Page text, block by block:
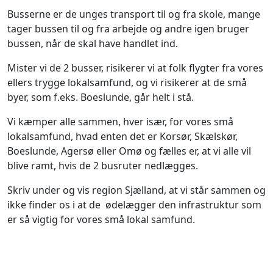
Busserne er de unges transport til og fra skole, mange
tager bussen til og fra arbejde og andre igen bruger
bussen, når de skal have handlet ind.
Mister vi de 2 busser, risikerer vi at folk flygter fra vores
ellers trygge lokalsamfund, og vi risikerer at de små
byer, som f.eks. Boeslunde, går helt i stå.
Vi kæmper alle sammen, hver især, for vores små
lokalsamfund, hvad enten det er Korsør, Skælskør,
Boeslunde, Agersø eller Omø og fælles er, at vi alle vil
blive ramt, hvis de 2 busruter nedlægges.
Skriv under og vis region Sjælland, at vi står sammen og
ikke finder os i at de ødelægger den infrastruktur som
er så vigtig for vores små lokal samfund.